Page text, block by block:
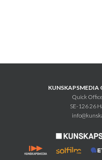
KUNSKAPSMEDIA
Quick
SE-126 26